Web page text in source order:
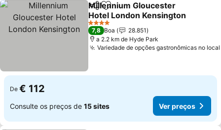
PartilharAdicionar aos favoritos
Millennium Gloucester
Hotel London Kensington
Ver preços
4 Estrelas
7,8 Boa
28.851
a 2.2 km de Hyde Park
Variedade de opções gastronômicas no local
De € 112
Consulte os preços de 15 sites Ver preços